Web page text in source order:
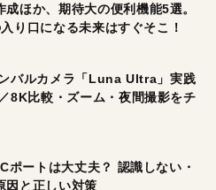
成ほか、期待大の便利機能5選。
り口になる未来はすぐそこ！
バルカメラ「Luna Ultra」実践
8K比較・ズーム・夜間撮影をチ
ポートは大丈夫？ 認識しない・
因と正しい対策